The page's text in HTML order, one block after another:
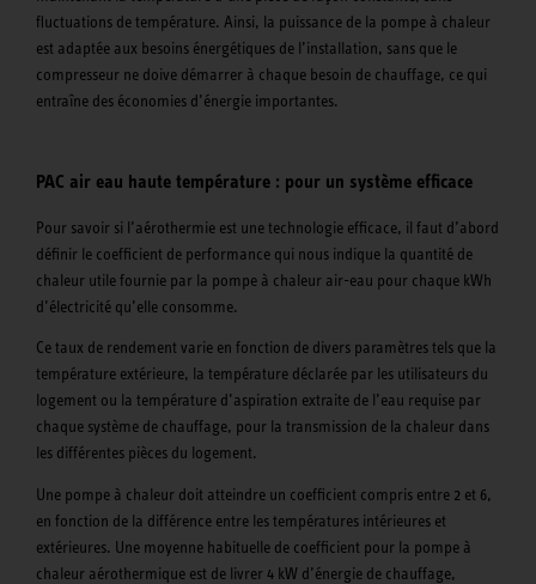
fluctuations de température. Ainsi, la puissance de la pompe à chaleur
est adaptée aux besoins énergétiques de l’installation, sans que le
compresseur ne doive démarrer à chaque besoin de chauffage, ce qui
entraîne des économies d’énergie importantes.
PAC air eau haute température : pour un système efficace
Pour savoir si l’aérothermie est une technologie efficace, il faut d’abord
définir le coefficient de performance qui nous indique la quantité de
chaleur utile fournie par la pompe à chaleur air-eau pour chaque kWh
d’électricité qu’elle consomme.
Ce taux de rendement varie en fonction de divers paramètres tels que la
température extérieure, la température déclarée par les utilisateurs du
logement ou la température d’aspiration extraite de l’eau requise par
chaque système de chauffage, pour la transmission de la chaleur dans
les différentes pièces du logement.
Une pompe à chaleur doit atteindre un coefficient compris entre 2 et 6,
en fonction de la différence entre les températures intérieures et
extérieures. Une moyenne habituelle de coefficient pour la pompe à
chaleur aérothermique est de livrer 4 kW d’énergie de chauffage,